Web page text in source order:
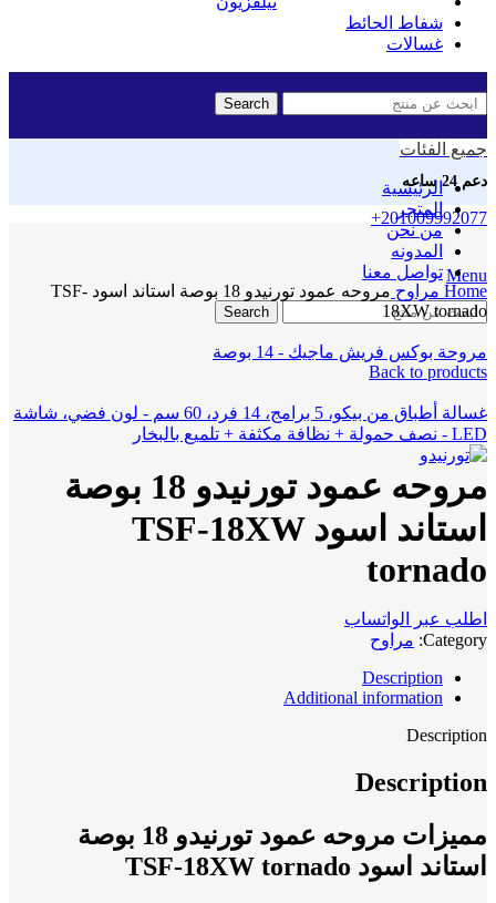
شفاط الحائط
غسالات
Search
دعم 24 ساعه
+201009992077
Menu
جميع الفئات
الرئيسية
المتجر
من نحن
المدونه
تواصل معنا
Search
Click to enlarge
Home مراوح
مروحه عمود تورنيدو 18 بوصة استاند اسود TSF-
18XW tornado
مروحة بوكس فريش ماجيك - 14 بوصة
Back to products
غسالة أطباق من بيكو، 5 برامج، 14 فرد، 60 سم - لون فضي، شاشة
LED - نصف حمولة + نظافة مكثفة + تلميع بالبخار
مروحه عمود تورنيدو 18 بوصة
استاند اسود TSF-18XW
tornado
اطلب عبر الواتساب
Category: مراوح
Description
Additional information
Description
Description
مميزات مروحه عمود تورنيدو 18 بوصة
استاند اسود TSF-18XW tornado